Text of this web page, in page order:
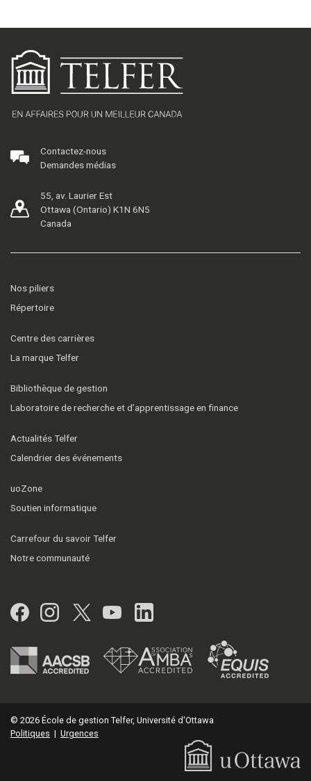
Contactez-nous
Demandes médias
55, av. Laurier Est
Ottawa (Ontario) K1N 6N5
Canada
Nos piliers
Répertoire
Centre des carrières
La marque Telfer
Bibliothèque de gestion
Laboratoire de recherche et d’apprentissage en finance
Actualités Telfer
Calendrier des événements
uoZone
Soutien informatique
Carrefour du savoir Telfer
Notre communauté
Facebook
Instagram
Twitter
YouTubeLinkedIn
© 2026 École de gestion Telfer, Université d'Ottawa
Politiques | Urgences